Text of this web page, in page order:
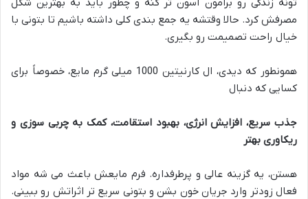
مصرفش کرد. حالا وقتشه یه جمع بندی کلی داشته باشیم تا بتونی با
خیال راحت تصمیمت رو بگیری.
همونطور که دیدی، ال کارنیتین 1000 میلی گرم مایع، خصوصاً برای
کسایی که دنبال
جذب سریع، افزایش انرژی، بهبود استقامت، کمک به چربی سوزی و
ریکاوری بهتر
هستن، یه گزینه عالی و پرطرفداره. فرم مایعش باعث می شه مواد
فعال زودتر وارد جریان خون بشن و بتونی سریع تر اثراتش رو ببینی.